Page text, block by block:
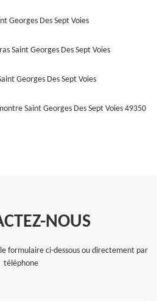
Georges Des Sept Voies
Saint Georges Des Sept Voies
Georges Des Sept Voies
Saint Georges Des Sept Voies 49350
NOUS
formulaire ci-dessous ou directement par
téléphone